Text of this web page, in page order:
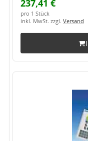
237,41 €
pro 1 Stück
inkl. MwSt. zzgl. Versand